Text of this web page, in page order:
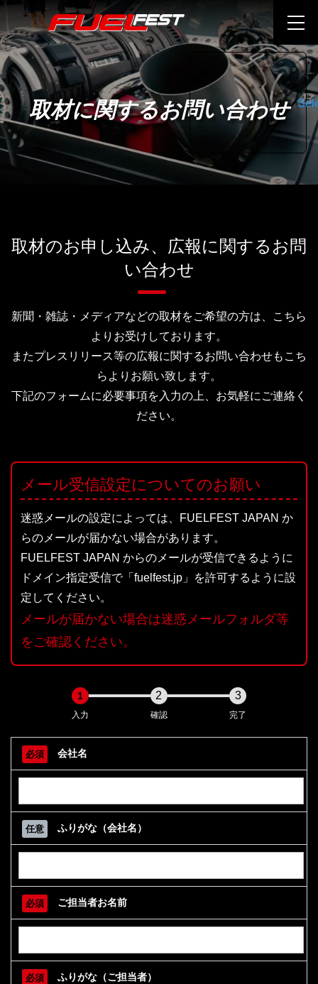
取材に関するお問い合わせ
取材のお申し込み、広報に関するお問
い合わせ
新聞・雑誌・メディアなどの取材をご希望の方は、こちら
よりお受けしております。
またプレスリリース等の広報に関するお問い合わせもこち
らよりお願い致します。
下記のフォームに必要事項を入力の上、お気軽にご連絡く
ださい。
メール受信設定についてのお願い
迷惑メールの設定によっては、FUELFEST JAPAN か
らのメールが届かない場合があります。
FUELFEST JAPAN からのメールが受信できるように
ドメイン指定受信で「fuelfest.jp」を許可するように設
定してください。
メールが届かない場合は迷惑メールフォルダ等
をご確認ください。
1
入力
2
確認
3
完了
必須 会社名
任意 ふりがな（会社名）
必須 ご担当者お名前
必須 ふりがな（ご担当者）